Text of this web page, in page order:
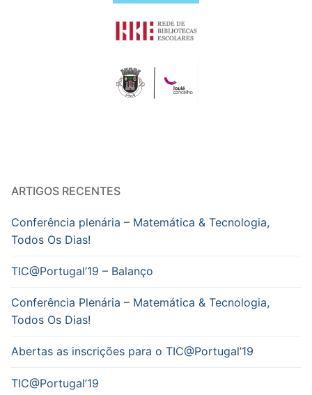
ARTIGOS RECENTES
Conferência plenária – Matemática & Tecnologia,
Todos Os Dias!
TIC@Portugal’19 – Balanço
Conferência Plenária – Matemática & Tecnologia,
Todos Os Dias!
Abertas as inscrições para o TIC@Portugal’19
TIC@Portugal’19